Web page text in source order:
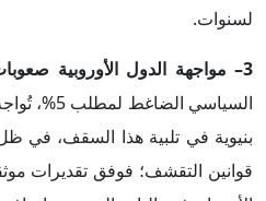
لسنوات.
3– مواجهة الدول الأوروبية صعوبات مالية وهيكلية:
السياسي
بنيوية في تلبية هذا السقف، في
قوانين التقشف؛ فوفق تقديرات